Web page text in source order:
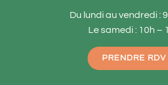
Du lundi au vendredi :
Le samedi : 10h –
PRENDRE RDV